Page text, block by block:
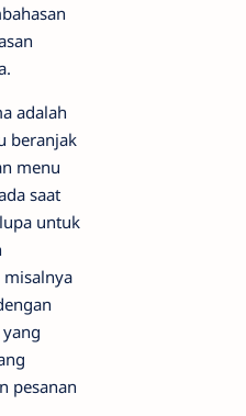
adalah
beranjak
menu
saat
untuk
pesanan